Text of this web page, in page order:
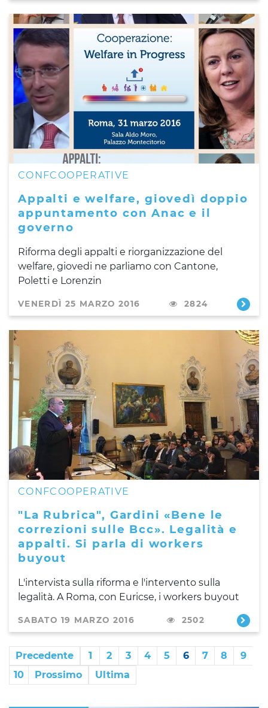
CONFCOOPERATIVE
Appalti e welfare, giovedì doppio
appuntamento con Anac e il
governo
Riforma degli appalti e riorganizzazione del
welfare, giovedi ne parliamo con Cantone,
Poletti e Lorenzin
VENERDÌ 25 MARZO 2016 2824
CONFCOOPERATIVE
"La Rubrica", Gardini «Bene le
correzioni sulle Bcc». Legalità e
appalti. Si parla di workers
buyout
L'intervista sulla riforma e l'intervento sulla
legalità. A Roma, con Euricse, i workers buyout
SABATO 19 MARZO 2016 2502
Precedente 1 2 3 4 5 6 7 8
9
10
Prossimo Ultima